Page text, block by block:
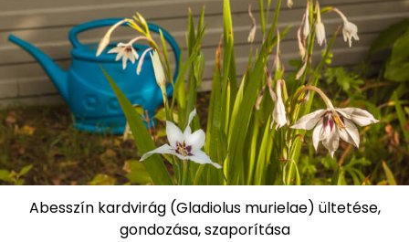
Abesszín kardvirág (Gladiolus murielae) ültetése,
gondozása, szaporítása